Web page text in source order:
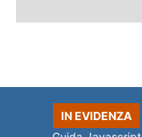
IN EVIDENZA